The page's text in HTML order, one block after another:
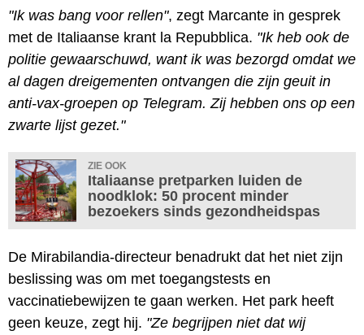
"Ik was bang voor rellen", zegt Marcante in gesprek
met de Italiaanse krant la Repubblica. "Ik heb ook de
politie gewaarschuwd, want ik was bezorgd omdat we
al dagen dreigementen ontvangen die zijn geuit in
anti-vax-groepen op Telegram. Zij hebben ons op een
zwarte lijst gezet."
ZIE OOK
Italiaanse pretparken luiden de
noodklok: 50 procent minder
bezoekers sinds gezondheidspas
De Mirabilandia-directeur benadrukt dat het niet zijn
beslissing was om met toegangstests en
vaccinatiebewijzen te gaan werken. Het park heeft
geen keuze, zegt hij. "Ze begrijpen niet dat wij